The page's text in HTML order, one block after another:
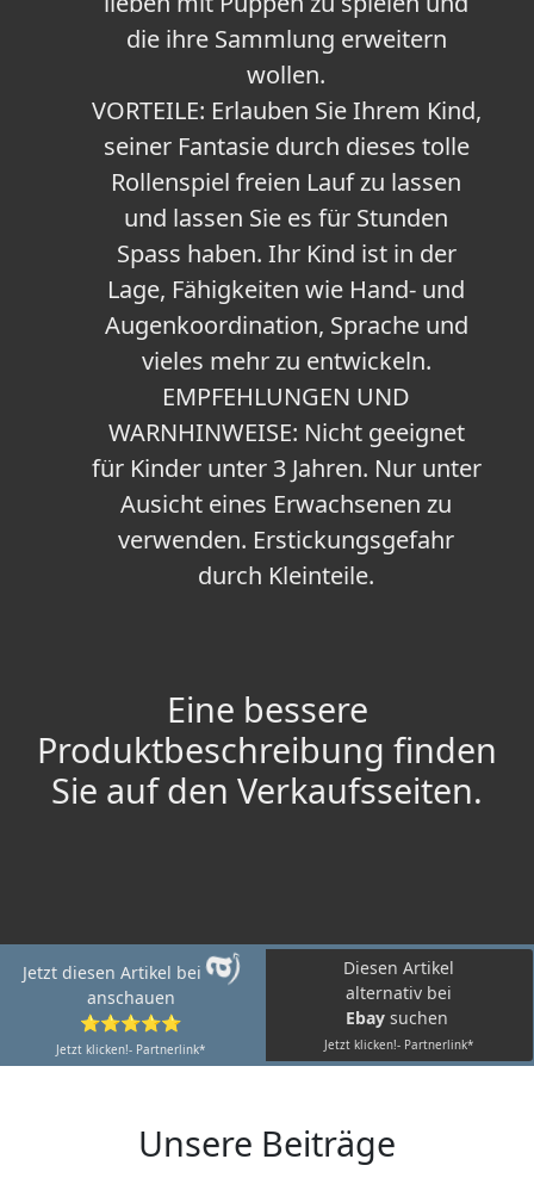
die ihre Sammlung erweitern
wollen.
VORTEILE: Erlauben Sie Ihrem Kind,
seiner Fantasie durch dieses tolle
Rollenspiel freien Lauf zu lassen
und lassen Sie es für Stunden
Spass haben. Ihr Kind ist in der
Lage, Fähigkeiten wie Hand- und
Augenkoordination, Sprache und
vieles mehr zu entwickeln.
EMPFEHLUNGEN UND
WARNHINWEISE: Nicht geeignet
für Kinder unter 3 Jahren. Nur unter
Ausicht eines Erwachsenen zu
verwenden. Erstickungsgefahr
durch Kleinteile.
Eine bessere
Produktbeschreibung finden
Sie auf den Verkaufsseiten.
Jetzt diesen Artikel bei
anschauen
⭐⭐⭐⭐⭐
Jetzt klicken!- Partnerlink*
Diesen Artikel
alternativ bei
Ebay suchen
Jetzt klicken!- Partnerlink*
Unsere Beiträge